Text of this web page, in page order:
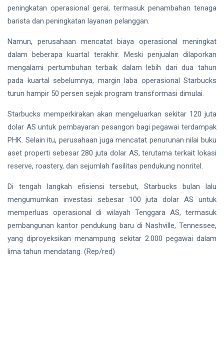
peningkatan operasional gerai, termasuk penambahan tenaga
barista dan peningkatan layanan pelanggan.
Namun, perusahaan mencatat biaya operasional meningkat
dalam beberapa kuartal terakhir. Meski penjualan dilaporkan
mengalami pertumbuhan terbaik dalam lebih dari dua tahun
pada kuartal sebelumnya, margin laba operasional Starbucks
turun hampir 50 persen sejak program transformasi dimulai.
Starbucks memperkirakan akan mengeluarkan sekitar 120 juta
dolar AS untuk pembayaran pesangon bagi pegawai terdampak
PHK. Selain itu, perusahaan juga mencatat penurunan nilai buku
aset properti sebesar 280 juta dolar AS, terutama terkait lokasi
reserve, roastery, dan sejumlah fasilitas pendukung nonritel.
Di tengah langkah efisiensi tersebut, Starbucks bulan lalu
mengumumkan investasi sebesar 100 juta dolar AS untuk
memperluas operasional di wilayah Tenggara AS, termasuk
pembangunan kantor pendukung baru di Nashville, Tennessee,
yang diproyeksikan menampung sekitar 2.000 pegawai dalam
lima tahun mendatang. (Rep/red)